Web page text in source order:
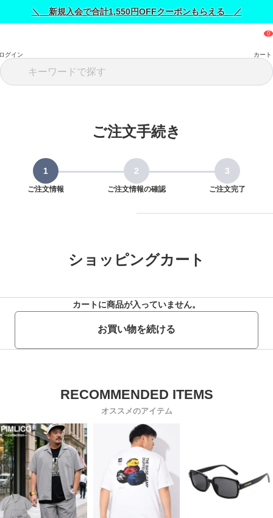
＼ 新規入会で合計1,550円OFFクーポンもらえる ／
グイン カート
ご注文手続き
ご注文情報 ご注文情報の確認 ご注文完了
ショッピングカート
カートに商品が入っていません。
お買い物を続ける
オススメのアイテム